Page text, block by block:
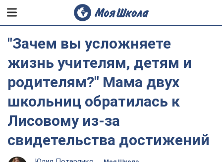
"Зачем вы усложняете
жизнь учителям, детям и
родителям?" Мама двух
школьниц обратилась к
Лисовому из-за
свидетельства достижений